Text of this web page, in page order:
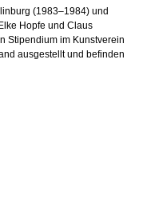
(1983–1984) und
Hopfe und Claus
Stipendium im Kunstverein
ausgestellt und befinden